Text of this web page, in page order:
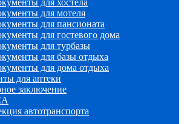
для хостела
для мотеля
для пансионата
для гостевого дома
для турбазы
для базы отдыха
для дома отдыха
для аптеки
заключение
автотранспорта